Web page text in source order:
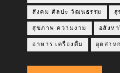
สังคม ศิลปะ วัฒนธรรม สุ
สุขภาพ ความงาม อสังห
อาหาร เครื่องดื่ม อุตสาห